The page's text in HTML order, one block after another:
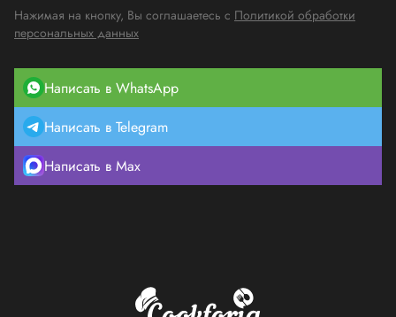
Нажимая на кнопку, Вы соглашаетесь с Политикой обработки
персональных данных
Написать в WhatsApp
Написать в Telegram
Написать в Max